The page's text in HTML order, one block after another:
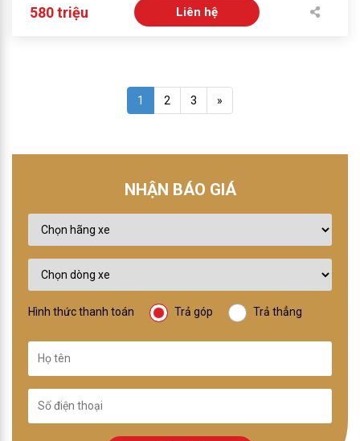
580 triệu Liên hệ
1 2 3 »
NHẬN BÁO GIÁ
Hình thức thanh toán Trả góp Trả thẳng